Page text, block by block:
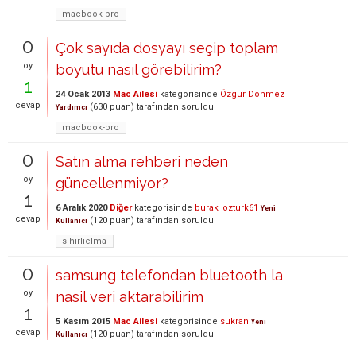
macbook-pro
0
oy
1
cevap
Çok sayıda dosyayı seçip toplam
boyutu nasıl görebilirim?
24 Ocak 2013 Mac Ailesi kategorisinde Özgür Dönmez
Yardımcı (630 puan) tarafından soruldu
macbook-pro
0
oy
1
cevap
Satın alma rehberi neden
güncellenmiyor?
6 Aralık 2020 Diğerkategorisinde burak_ozturk61 Yeni
Kullanıcı (120 puan) tarafından soruldu
sihirlielma
0
oy
1
cevap
samsung telefondan bluetooth la
nasil veri aktarabilirim
5 Kasım 2015 Mac Ailesi kategorisinde sukran Yeni
Kullanıcı (120 puan) tarafından soruldu